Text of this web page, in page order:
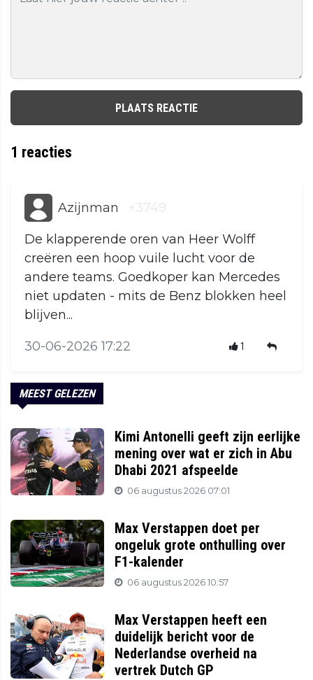
PLAATS REACTIE
1 reacties
Azijnman +3749
De klapperende oren van Heer Wolff
creëren een hoop vuile lucht voor de
andere teams. Goedkoper kan Mercedes
niet updaten - mits de Benz blokken heel
blijven...
30-06-2026 17:22 1
MEEST GELEZEN
Kimi Antonelli geeft zijn eerlijke
mening over wat er zich in Abu
Dhabi 2021 afspeelde
06 augustus 2026 07:01
Max Verstappen doet per
ongeluk grote onthulling over
F1-kalender
06 augustus 2026 10:57
Max Verstappen heeft een
duidelijk bericht voor de
Nederlandse overheid na
vertrek Dutch GP